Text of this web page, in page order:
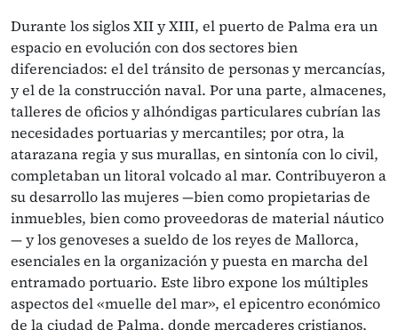
Durante los siglos XII y XIII, el puerto de Palma era un
espacio en evolución con dos sectores bien
diferenciados: el del tránsito de personas y mercancías,
y el de la construcción naval. Por una parte, almacenes,
talleres de oficios y alhóndigas particulares cubrían las
necesidades portuarias y mercantiles; por otra, la
atarazana regia y sus murallas, en sintonía con lo civil,
completaban un litoral volcado al mar. Contribuyeron a
su desarrollo las mujeres —bien como propietarias de
inmuebles, bien como proveedoras de material náutico
— y los genoveses a sueldo de los reyes de Mallorca,
esenciales en la organización y puesta en marcha del
entramado portuario. Este libro expone los múltiples
aspectos del «muelle del mar», el epicentro económico
de la ciudad de Palma, donde mercaderes cristianos,